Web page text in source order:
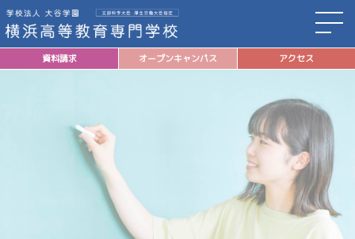
資料請求 オープンキャンパス アクセス